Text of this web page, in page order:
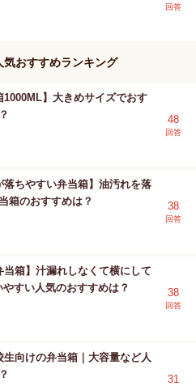
回答
気おすすめランキング
1000ML】大きめサイズでおす
48
回答
落ちやすい弁当箱】油汚れを落
箱のおすすめは？
38
回答
当箱】汁漏れしなくて横にして
すい人気のおすすめは？
38
回答
生向けの弁当箱｜大容量など人
31